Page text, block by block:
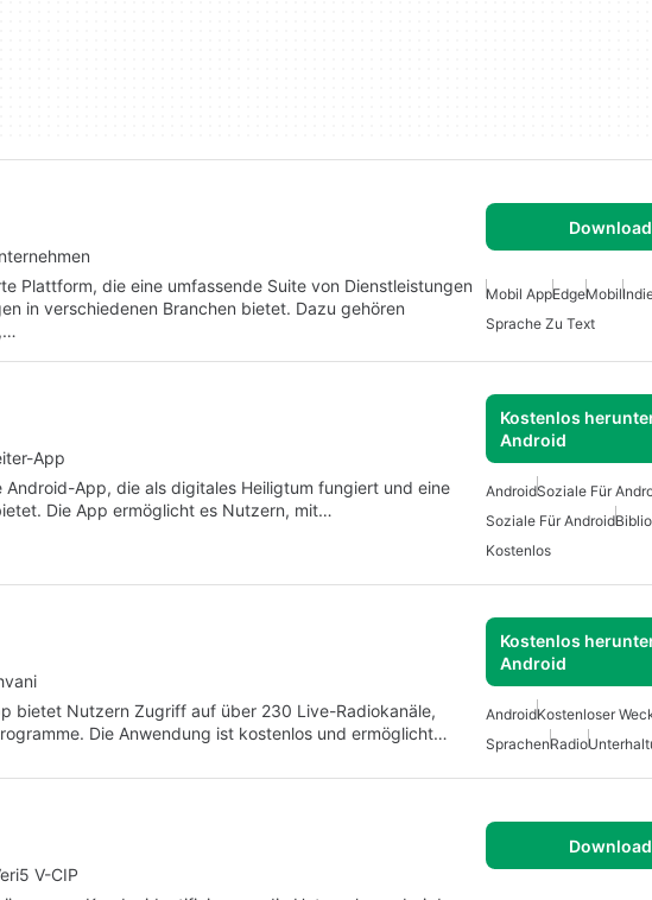
Plattform, die eine umfassende Suite von Dienstleistungen
in verschiedenen Branchen bietet. Dazu gehören
Mobil AppEdgeMobil
Sprache Zu Text
App
Kostenlos
Android
Android-App, die als digitales Heiligtum fungiert und eine
Die App ermöglicht es Nutzern, mit…
AndroidSoziale Für
Soziale Für Android
Kostenlos
Kostenlos
Android
bietet Nutzern Zugriff auf über 230 Live-Radiokanäle,
Die Anwendung ist kostenlos und ermöglicht…
AndroidKostenloser
SprachenRadio
V-CIP